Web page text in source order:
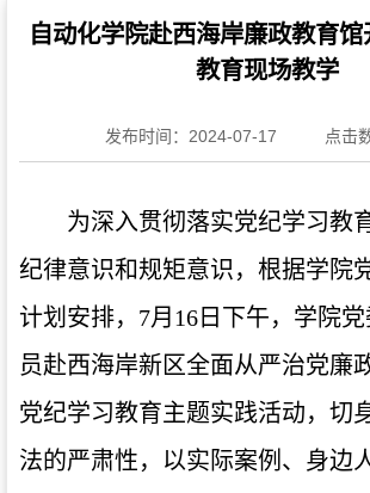
自动化学院赴西海岸廉政教育
教育现场教学
发布时间：2024-07-17 点击
为深入贯彻落实党纪学习教
纪律意识和规矩意识，根据学院
计划安排，7月16日下午，学院
员赴西海岸新区全面从严治党廉
党纪学习教育主题实践活动，切
法的严肃性，以实际案例、身边